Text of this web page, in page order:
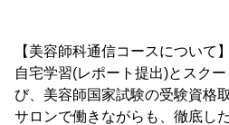
【美容師科通信コースについて】
自宅学習(レポート提出)とスク
び、美容師国家試験の受験資格
サロンで働きながらも、徹底し